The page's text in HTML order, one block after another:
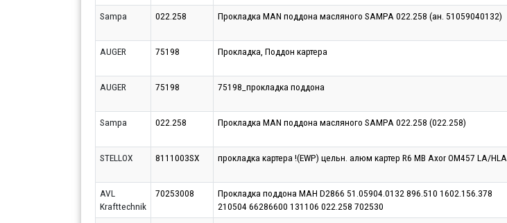
Sampa 022.258 Прокладка MAN поддона масляного SAMPA 022.258 (ан. 51059040132)
AUGER 75198 Прокладка, Поддон картера
AUGER 75198 75198_прокладка поддона
Sampa 022.258 Прокладка MAN поддона масляного SAMPA 022.258 (022.258)
STELLOX 8111003SX прокладка картера !(EWP) цельн. алюм картер R6 МВ Axor OM457 LA/HLA
AVL
Krafttechnik
70253008
Прокладка поддона МАН D2866 51.05904.0132 896.510 1602.156.378
210504 66286600 131106 022.258 702530